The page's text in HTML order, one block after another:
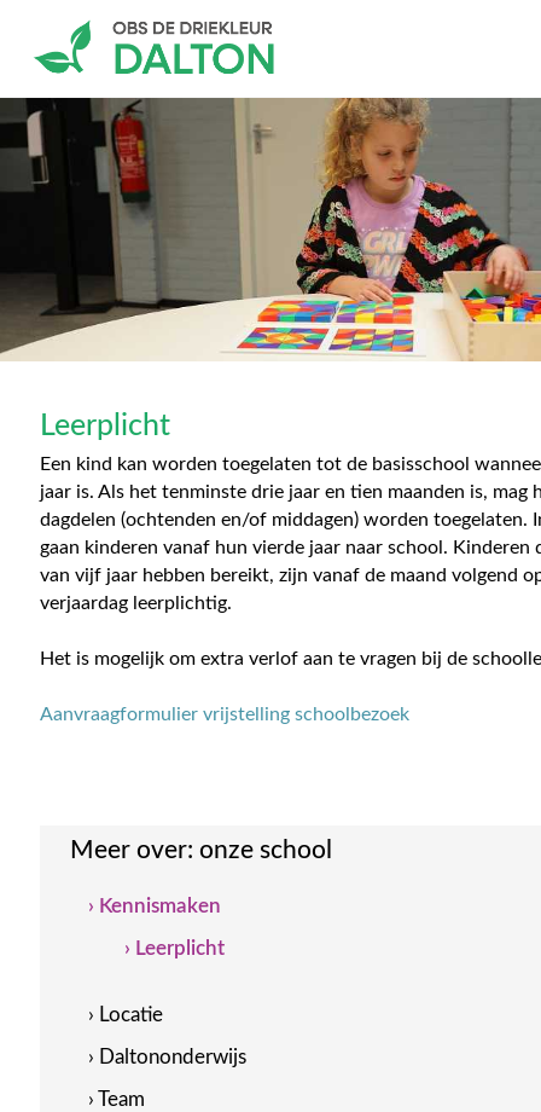
Leerplicht
Een kind kan worden toegelaten tot de basisschool
jaar is. Als het tenminste drie jaar en tien maanden is, mag
dagdelen (ochtenden en/of middagen) worden toegelaten.
gaan kinderen vanaf hun vierde jaar naar school. Kinderen
van vijf jaar hebben bereikt, zijn vanaf de maand volgend
verjaardag leerplichtig.
Het is mogelijk om extra verlof aan te vragen bij de
Aanvraagformulier vrijstelling schoolbezoek
Meer over:onze school
› Kennismaken
› Leerplicht
› Locatie
› Daltononderwijs
› Team